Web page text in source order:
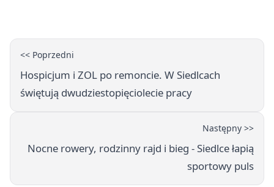
<< Poprzedni
Hospicjum i ZOL po remoncie. W Siedlcach
świętują dwudziestopięciolecie pracy
Następny >>
Nocne rowery, rodzinny rajd i bieg - Siedlce łapią
sportowy puls